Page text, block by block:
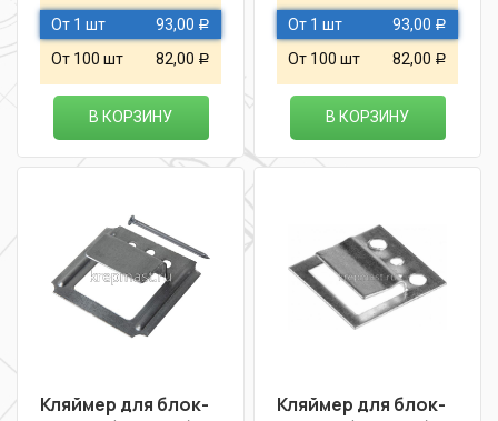
От 1 шт 93,00 Р
От 100 шт 82,00 Р
В КОРЗИНУ
От 1 шт 93,00 Р
От 100 шт 82,00 Р
В КОРЗИНУ
Кляймер для блок-
Кляймер для блок-